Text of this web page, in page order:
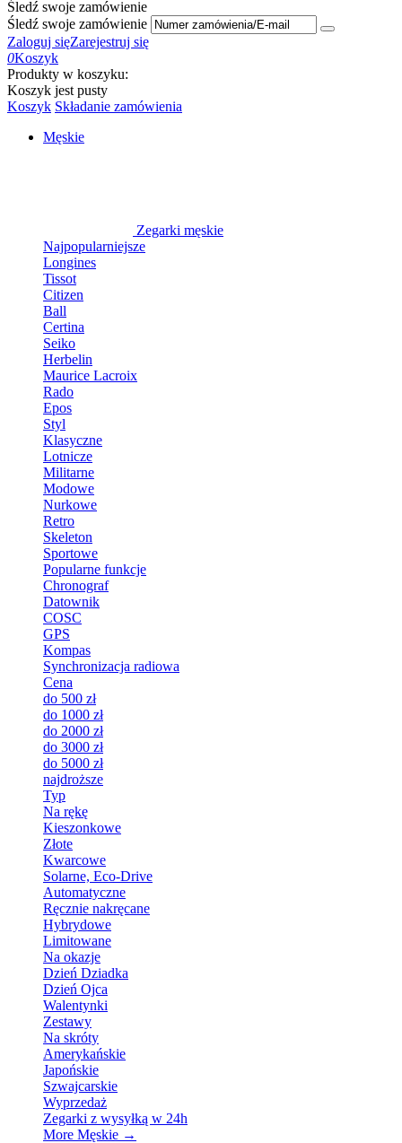
Śledź swoje zamówienie
Śledź swoje zamówienie
Zaloguj sięZarejestruj się
0Koszyk
Produkty w koszyku:
Koszyk jest pusty
Koszyk Składanie zamówienia
Męskie
Zegarki męskie
Najpopularniejsze
Longines
Tissot
Citizen
Ball
Certina
Seiko
Herbelin
Maurice Lacroix
Rado
Epos
Styl
Klasyczne
Lotnicze
Militarne
Modowe
Nurkowe
Retro
Skeleton
Sportowe
Popularne funkcje
Chronograf
Datownik
COSC
GPS
Kompas
Synchronizacja radiowa
Cena
do 500 zł
do 1000 zł
do 2000 zł
do 3000 zł
do 5000 zł
najdroższe
Typ
Na rękę
Kieszonkowe
Złote
Kwarcowe
Solarne, Eco-Drive
Automatyczne
Ręcznie nakręcane
Hybrydowe
Limitowane
Na okazje
Dzień Dziadka
Dzień Ojca
Walentynki
Zestawy
Na skróty
Amerykańskie
Japońskie
Szwajcarskie
Wyprzedaż
Zegarki z wysyłką w 24h
More Męskie →